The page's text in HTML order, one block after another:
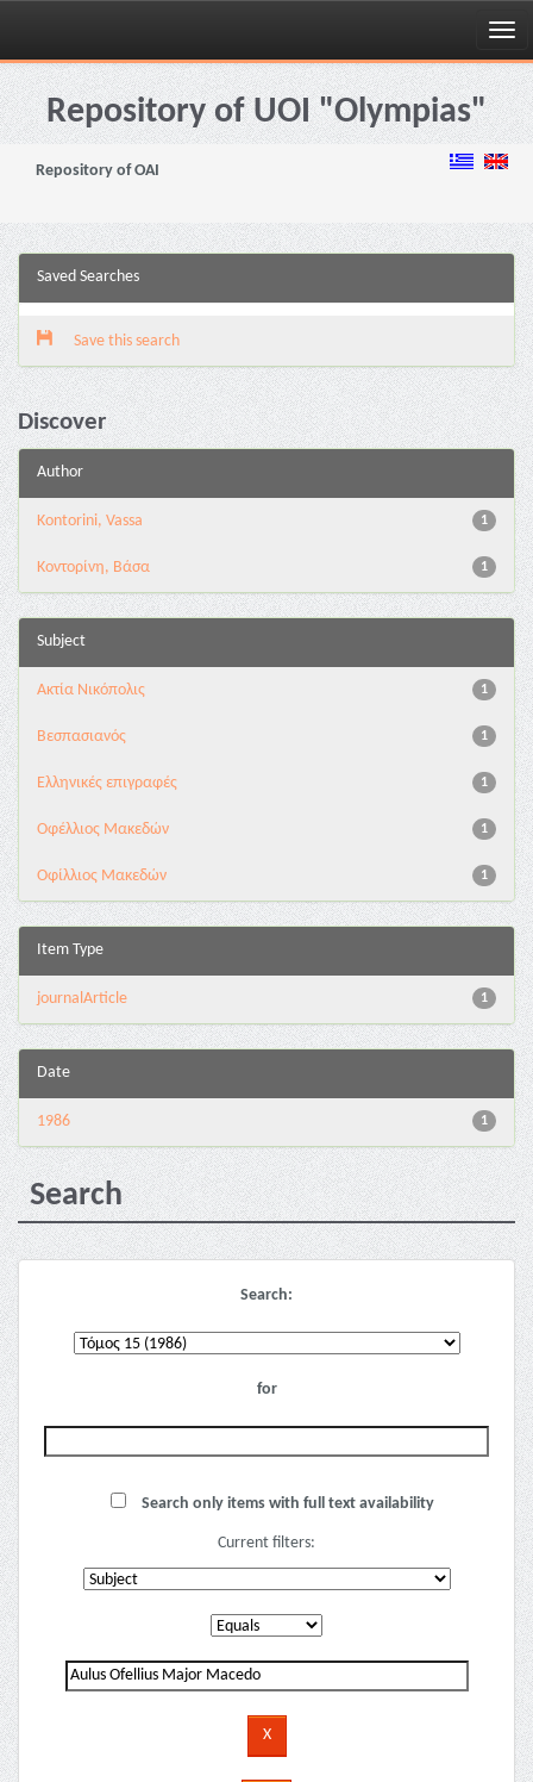
Skip
navigationRepository of UOI "Olympias"
Repository of OAI
Saved Searches
Save this search
Discover
Author
1
Kontorini, Vassa
1
Κοντορίνη, Βάσα
Subject
1
Ακτία Νικόπολις
1
Βεσπασιανός
1
Ελληνικές επιγραφές
1
Οφέλλιος Μακεδών
1
Οφίλλιος Μακεδών
Item Type
1
journalArticle
Date
1
1986
Search
Search:
for
Search only items with full text availability
Current filters: